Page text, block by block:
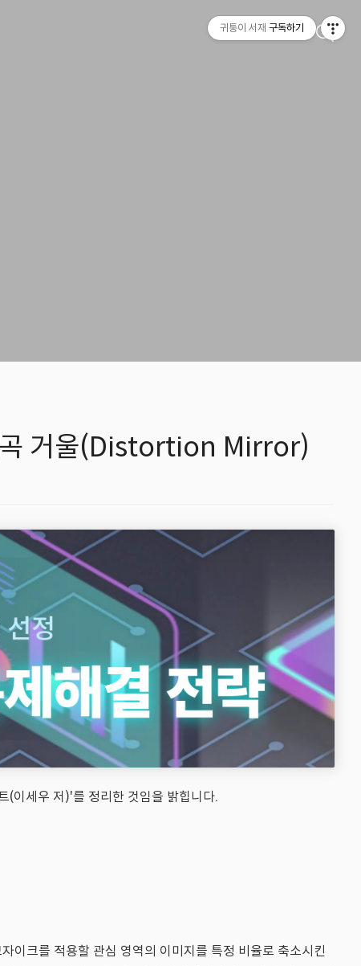
거울(Distortion Mirror)
(이세우 저)'를 정리한 것임을 밝힙니다.
이크를 적용할 관심 영역의 이미지를 특정 비율로 축소시킨
귀퉁이 서재 구독하기